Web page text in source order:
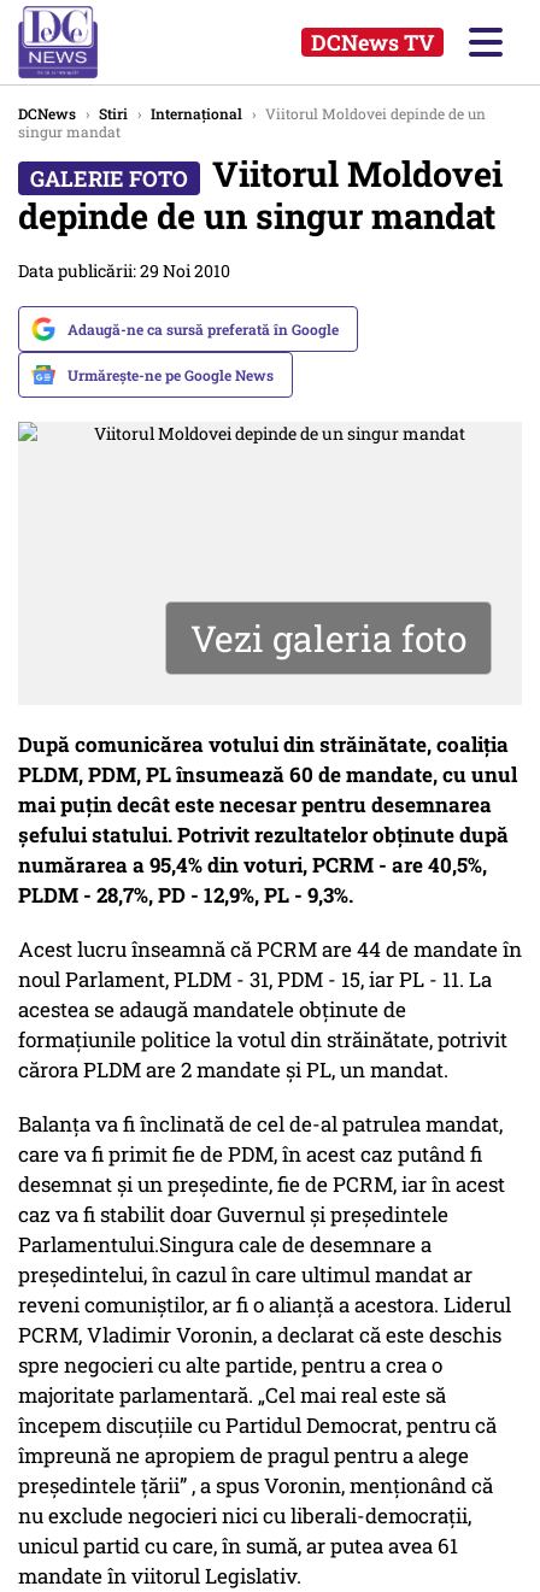
DCNews TV
DCNews › Stiri › Internațional › Viitorul Moldovei depinde de un
singur mandat
Viitorul Moldovei
depinde de un singur mandat
Data publicării: 29 Noi 2010
Adaugă-ne ca sursă preferată în Google
Urmărește-ne pe Google News
Vezi galeria foto
După comunicărea votului din străinătate, coaliţia
PLDM, PDM, PL însumează 60 de mandate, cu unul
mai puţin decât este necesar pentru desemnarea
şefului statului. Potrivit rezultatelor obţinute după
numărarea a 95,4% din voturi, PCRM - are 40,5%,
PLDM - 28,7%, PD - 12,9%, PL - 9,3%.
Acest lucru înseamnă că PCRM are 44 de mandate în
noul Parlament, PLDM - 31, PDM - 15, iar PL - 11. La
acestea se adaugă mandatele obţinute de
formaţiunile politice la votul din străinătate, potrivit
cărora PLDM are 2 mandate şi PL, un mandat.
Balanţa va fi înclinată de cel de-al patrulea mandat,
care va fi primit fie de PDM, în acest caz putând fi
desemnat şi un preşedinte, fie de PCRM, iar în acest
caz va fi stabilit doar Guvernul şi preşedintele
Parlamentului.Singura cale de desemnare a
preşedintelui, în cazul în care ultimul mandat ar
reveni comuniştilor, ar fi o alianţă a acestora. Liderul
PCRM, Vladimir Voronin, a declarat că este deschis
spre negocieri cu alte partide, pentru a crea o
majoritate parlamentară. „Cel mai real este să
începem discuțiile cu Partidul Democrat, pentru că
împreună ne apropiem de pragul pentru a alege
preşedintele ţării” , a spus Voronin, menţionând că
nu exclude negocieri nici cu liberali-democraţii,
unicul partid cu care, în sumă, ar putea avea 61
mandate în viitorul Legislativ.